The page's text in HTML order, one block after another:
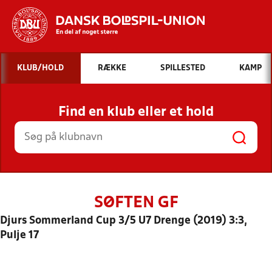
Hvad vil du søge efter?
INDHOLD OG NYHEDER
STILLINGER, RESULTATER, KLUBBER OG
HOLD
KLUB/HOLD RÆKKE SPILLESTED KAMP
Find en klub eller et hold
SØFTEN GF
Djurs Sommerland Cup 3/5 U7 Drenge (2019) 3:3,
Pulje 17